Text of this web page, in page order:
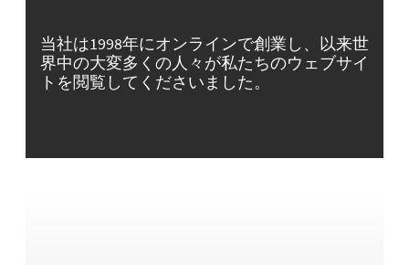
当社は1998年にオンラインで創業し、以来世
界中の大変多くの人々が私たちのウェブサイ
トを閲覧してくださいました。